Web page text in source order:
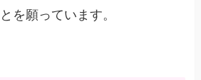
を願っています。